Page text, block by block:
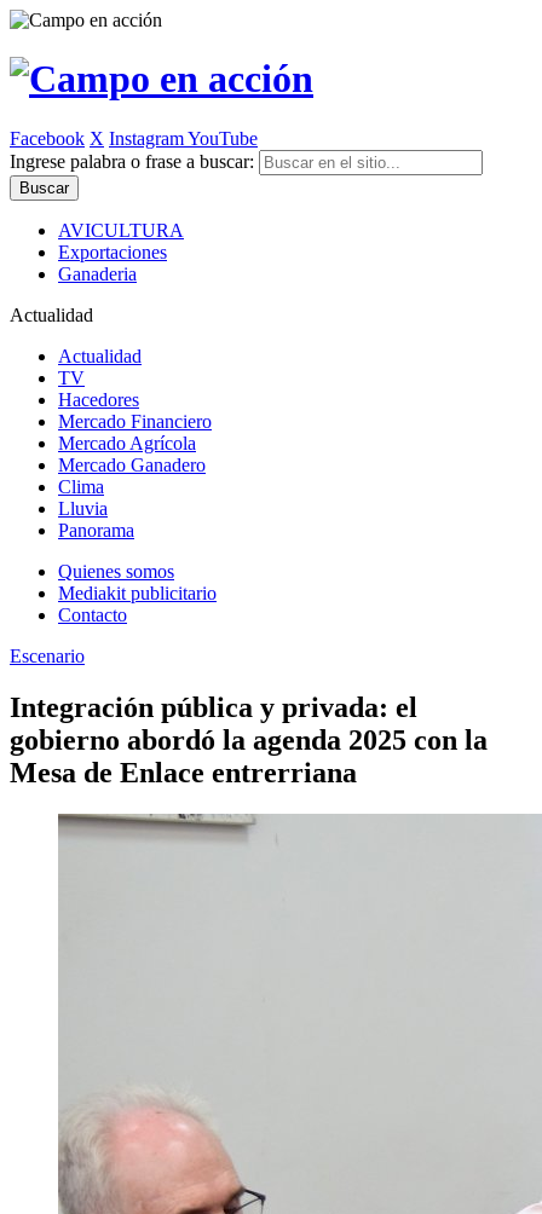
Facebook X InstagramYouTube
Ingrese palabra o frase a buscar:
AVICULTURA
Exportaciones
Ganaderia
Actualidad
Actualidad
TV
Hacedores
Mercado Financiero
Mercado Agrícola
Mercado Ganadero
Clima
Lluvia
Panorama
Quienes somos
Mediakit publicitario
Contacto
Escenario
Integración pública y privada: el
gobierno abordó la agenda 2025 con la
Mesa de Enlace entrerriana